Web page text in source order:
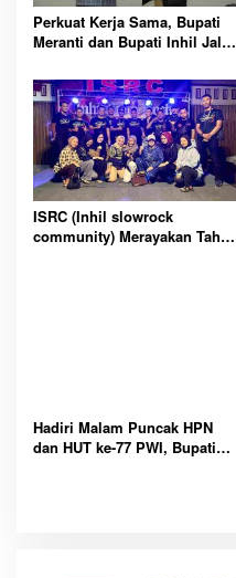
Perkuat Kerja Sama, Bupati
Meranti dan Bupati Inhil Jalin
ISRC (Inhil slowrock
community) Merayakan Tahun
Hadiri Malam Puncak HPN
dan HUT ke-77 PWI, Bupati